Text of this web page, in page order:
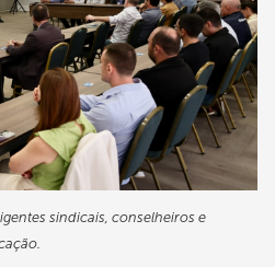
sindicais, conselheiros e